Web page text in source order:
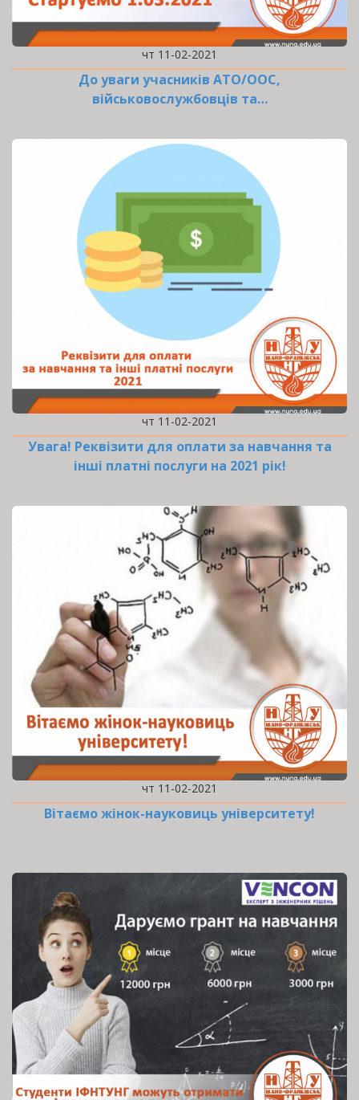
чт 11-02-2021
До уваги учасників АТО/ООС,
військовослужбовців та…
чт 11-02-2021
Увага! Реквізити для оплати за навчання та
інші платні послуги на 2021 рік!
чт 11-02-2021
Вітаємо жінок-науковиць університету!